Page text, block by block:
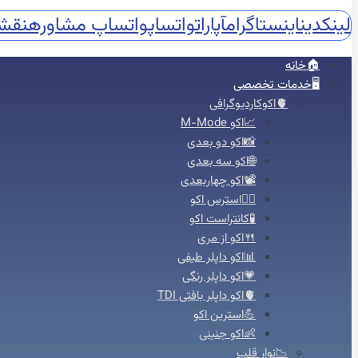
لینکدیناینستاگرامآپاراتواتساپواتساپ مشاوره
🏠خانه
🖥️خدمات تخصصی
🫀اکوکاردیوگرافی
📈اکو M-Mode
📸اکو دو بعدی
🌐اکو سه بعدی
📽️اکو چهاربعدی
🏃‍♀️استرس اکو
🧪کانتراست اکو
🍴اکو از مری
📊اکو داپلر طیفی
💗اکو داپلر رنگی
🫀اکو داپلر بافتی TDI
💪استرین اکو
👶اکو جنینی
📉نوار قلب